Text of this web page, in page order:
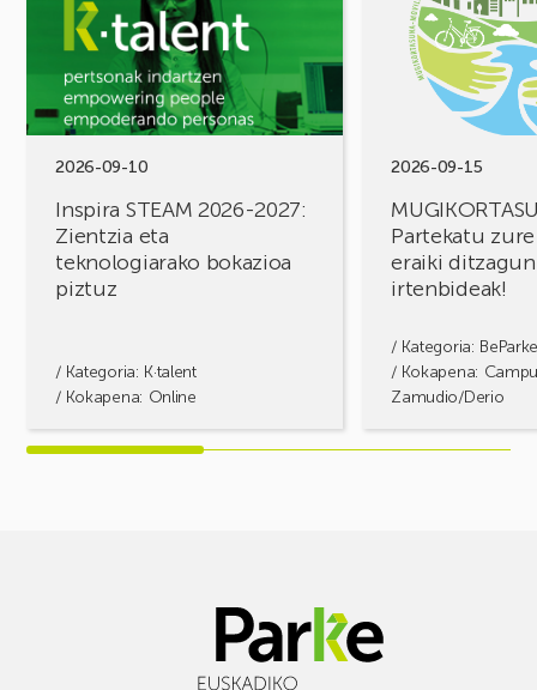
2026-09-10
Inspira STEAM 2026-2027:
Zientzia eta
teknologiarako bokazioa
piztuz
/ Kategoria: K·talent
/ Kokapena: Online
STEAM
Zientzia
eta
teknologiarako
bokazioa
2026-09-15
Partekatu
eraiki ditzagun
irtenbideak!
/ Kategoria:
/ Kokapena:
Zamudio/Derio
FOROA
Partekatu
erronkak,
irtenbideak!